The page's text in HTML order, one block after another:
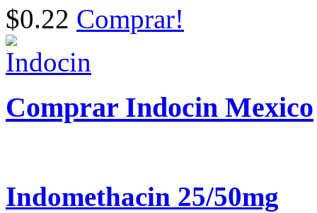
$0.22 Comprar!
Comprar Indocin Mexico
Indomethacin 25/50mg